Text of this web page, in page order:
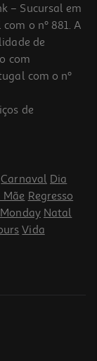
– Sucursal em
o nº 881. A
de
com
com o nº
de
Carnaval Dia
Mãe Regresso
Natal
Vida